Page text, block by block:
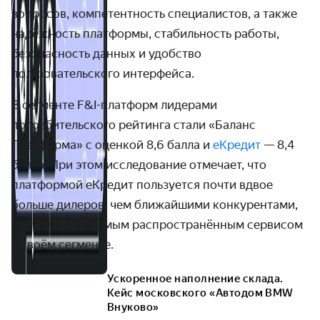
вопросов, компетентность специалистов, а также
надёжность платформы, стабильность работы,
безопасность данных и удобство
пользовательского интерфейса.
В сегменте F&I-платформ лидерами
потребительского рейтинга стали «Баланс
Платформа» с оценкой 8,6 балла и еКредит — 8,4
балла. При этом исследование отмечает, что
платформой еКредит пользуется почти вдвое
больше дилеров, чем ближайшими конкурентами,
что делает её самым распространённым сервисом
в своём сегменте.
Ускоренное наполнение склада.
Кейс московского «Автодом BMW
Внуково»